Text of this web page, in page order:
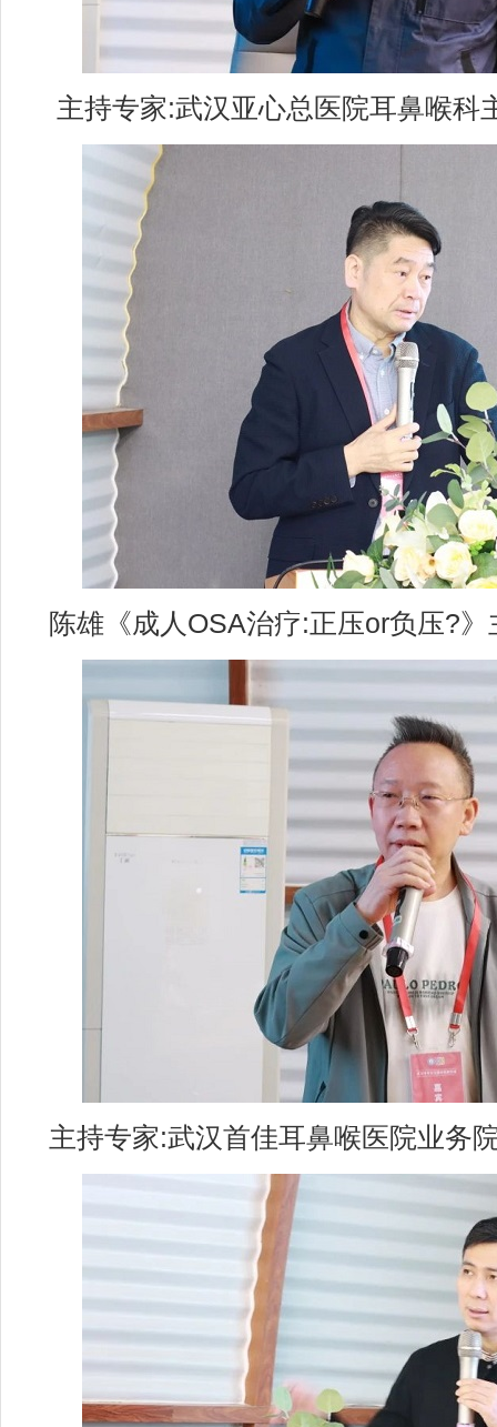
主持专家:武汉亚⼼总医院⽿⿐喉科
陈雄《成人OSA治疗:正压or负压?》
主持专家:武汉首佳耳鼻喉医院业务